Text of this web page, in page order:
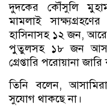
দুদকের কৌঁসুলি
মামলাই
হাসিনাসহ ১২ জন,
পুতুলসহ ১৮ জন
গ্রেপ্তারি পরোয়ানা
তিনি বলেন,
সুযোগ থাকছে না।